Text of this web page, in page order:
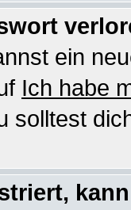
ein
Ich habe
solltest